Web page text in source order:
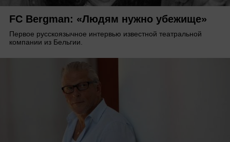
FC Bergman: «Людям нужно убежище»
Первое русскоязычное интервью известной театральной
компании из Бельгии.